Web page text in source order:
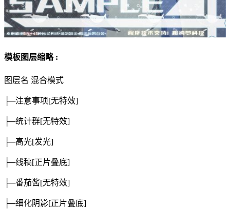
模板图层缩略 :
图层名 混合模式
├─注意事项[无特效]
├─统计群[无特效]
├─高光[发光]
├─线稿[正片叠底]
├─番茄酱[无特效]
├─细化阴影[正片叠底]